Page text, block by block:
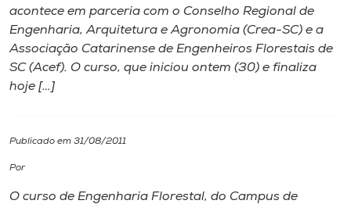
Internacionalização
I.nova
Cultura
acontece em parceria com o Conselho Regional de
Engenharia, Arquitetura e Agronomia (Crea-SC) e a
Associação Catarinense de Engenheiros Florestais de
SC (Acef). O curso, que iniciou ontem (30) e finaliza
hoje […]
Publicado em 31/08/2011
Por
O curso de Engenharia Florestal, do Campus de